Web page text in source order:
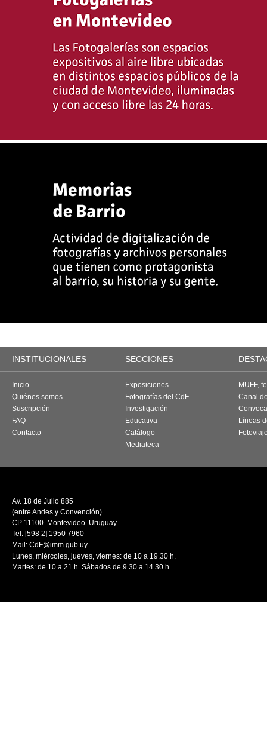
INSTITUCIONALES SECCIONES
Inicio
Quiénes somos
Suscripción
FAQ
Contacto
Exposiciones
Fotografías del CdF
Investigación
Educativa
Catálogo
Mediateca
MUFF,
Canal
Líneas
Av. 18 de Julio 885
(entre Andes y Convención)
CP 11100. Montevideo. Uruguay
Tel: [598 2] 1950 7960
Mail: CdF@imm.gub.uy
Lunes, miércoles, jueves, viernes: de 10 a 19.30 h.
Martes: de 10 a 21 h. Sábados de 9.30 a 14.30 h.